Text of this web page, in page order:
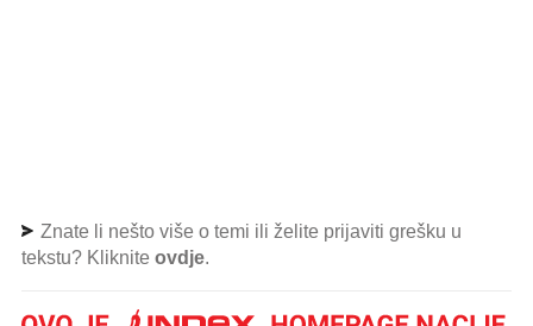
Znate li nešto više o temi ili želite prijaviti grešku u
tekstu? Kliknite ovdje.